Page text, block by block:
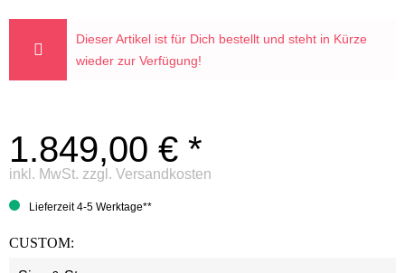
Dieser Artikel ist für Dich bestellt und steht in Kürze
wieder zur Verfügung!
1.849,00 € *
inkl. MwSt. zzgl. Versandkosten
Lieferzeit 4-5 Werktage**
CUSTOM: